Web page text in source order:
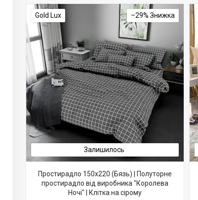
Gold Lux –29%
Залишилось
Простирадло 150х220 (Бязь) | Полуторне
простирадло від виробника "Королева
Ночі" | Клітка на сірому